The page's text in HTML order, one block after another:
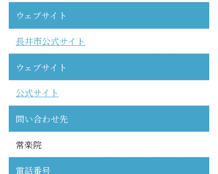
ウェブサイト
長井市公式サイト
ウェブサイト
公式サイト
問い合わせ先
常楽院
電話番号